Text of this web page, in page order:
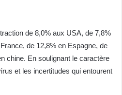
de 8,0% aux USA, de 7,8%
de 12,8% en Espagne, de
chine. En soulignant le caractère
et les incertitudes qui entourent